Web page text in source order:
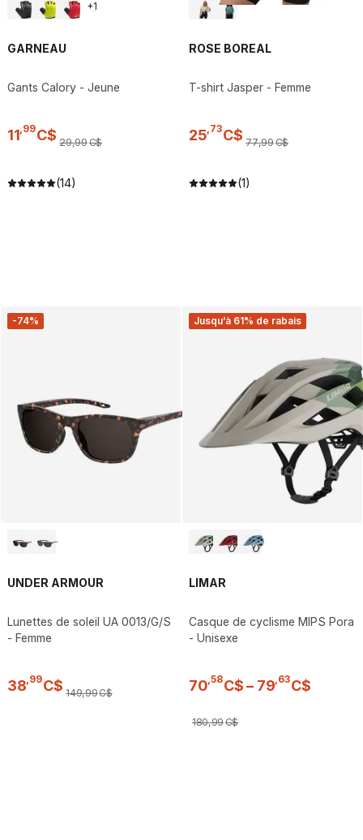
+1
GARNEAU
Gants Calory - Jeune
11,99C$ 29,99C$
(14)
ROSE BOREAL
T-shirt Jasper - Femme
25,73C$ 77,99C$
(1)
-74%
UNDER ARMOUR
Lunettes de soleil UA 0013/G/S
- Femme
38 99C$ 149,99C$
Jusqu’à 61% de rabais
LIMAR
Casque de cyclisme MIPS Pora
- Unisexe
70 58C$ – 79 63C$
180,99C$